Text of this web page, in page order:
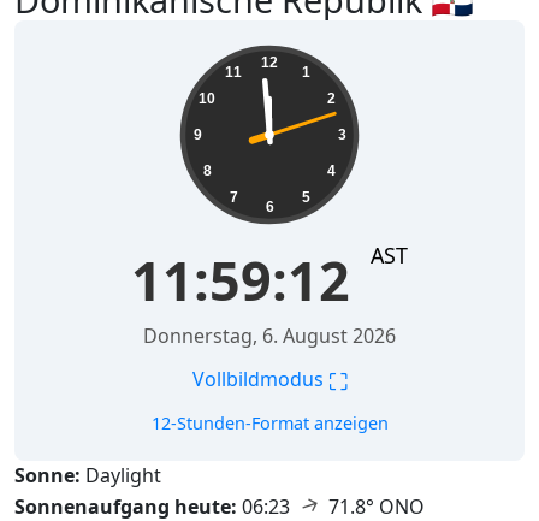
12
1
2
3
4
5
6
7
8
9
10
11
11:59:13 AST
Donnerstag, 6. August 2026
Vollbildmodus ⛶
12-Stunden-Format anzeigen
Sonne: Daylight
Sonnenaufgang heute: 06:23 ↑ 71.8° ONO